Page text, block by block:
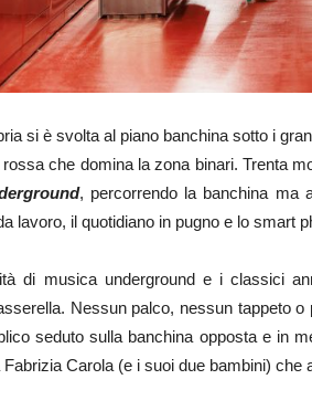
si è svolta al piano banchina sotto i
che domina la zona binari. Trenta
, percorrendo la banchina ma
lavoro, il quotidiano in pugno e lo smart
di musica underground e i classici
Nessun palco, nessun tappeto
seduto sulla banchina opposta e in
Carola (e i suoi due bambini) che